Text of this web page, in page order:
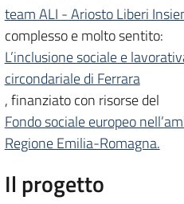
team ALI - Ariosto Liberi
complesso e molto sentito:
L’inclusione sociale e
circondariale di Ferrara
, finanziato con risorse del
Fondo sociale europeo
Regione Emilia-Romagna.
Il progetto